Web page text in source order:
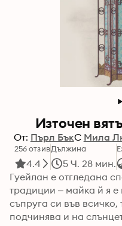
Източен
От: Пърл БъкС Мила
256 отзив
4.4
Дължина
5 Ч. 28 мин.
Гуейлан е отгледана
традиции – майка й я
съпруга си във всичко,
подчинява и на